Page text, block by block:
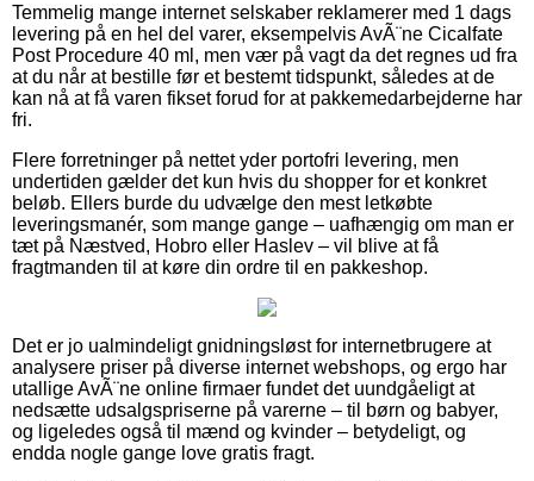
Temmelig mange internet selskaber reklamerer med 1 dags
levering på en hel del varer, eksempelvis AvÃ¨ne Cicalfate
Post Procedure 40 ml, men vær på vagt da det regnes ud fra
at du når at bestille før et bestemt tidspunkt, således at de
kan nå at få varen fikset forud for at pakkemedarbejderne har
fri.
Flere forretninger på nettet yder portofri levering, men
undertiden gælder det kun hvis du shopper for et konkret
beløb. Ellers burde du udvælge den mest letkøbte
leveringsmanér, som mange gange – uafhængig om man er
tæt på Næstved, Hobro eller Haslev – vil blive at få
fragtmanden til at køre din ordre til en pakkeshop.
Det er jo ualmindeligt gnidningsløst for internetbrugere at
analysere priser på diverse internet webshops, og ergo har
utallige AvÃ¨ne online firmaer fundet det uundgåeligt at
nedsætte udsalgspriserne på varerne – til børn og babyer,
og ligeledes også til mænd og kvinder – betydeligt, og
endda nogle gange love gratis fragt.